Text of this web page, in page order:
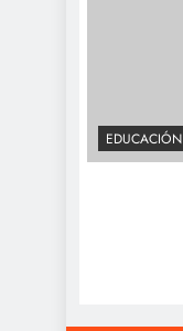
EDUCACIÓN